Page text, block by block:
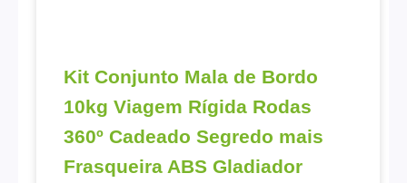
Kit Conjunto Mala de Bordo
10kg Viagem Rígida Rodas
360º Cadeado Segredo mais
Frasqueira ABS Gladiador